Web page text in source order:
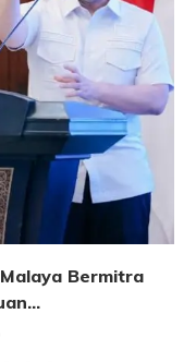
Bermitra